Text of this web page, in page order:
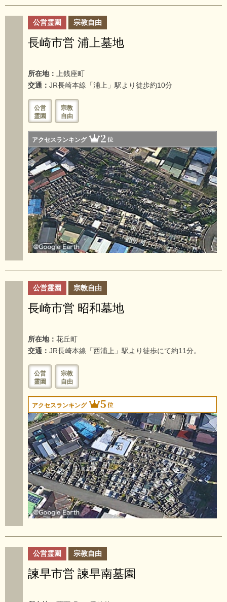
公営霊園 宗教自由
長崎市営 浦上墓地
所在地：
上銭座町
交通： JR長崎本線「浦上」駅より徒歩約10分
公営
霊園
宗教
自由
アクセスランキング 2位
公営霊園 宗教自由
長崎市営 昭和墓地
所在地： 花丘町
交通： JR長崎本線「西浦上」駅より徒歩にて約11分。
公営
霊園
宗教
自由
アクセスランキング 5位
公営霊園 宗教自由
諫早市営 諫早南墓園